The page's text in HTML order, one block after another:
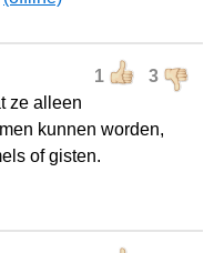
1 3
ze alleen
kunnen worden,
of gisten.